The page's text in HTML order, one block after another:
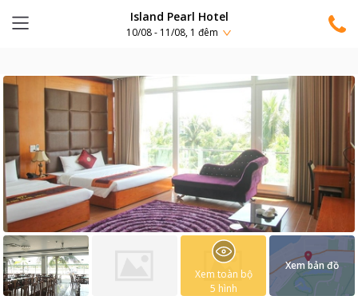
Island Pearl Hotel
10/08 - 11/08, 1 đêm
Xem toàn bộ
5 hình
Xem bản đồ